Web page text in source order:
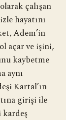
çalışan
hayatını
Adem’in
açar ve işini,
kaybetme
aynı
Kartal’ın
girişi ile
kardeş